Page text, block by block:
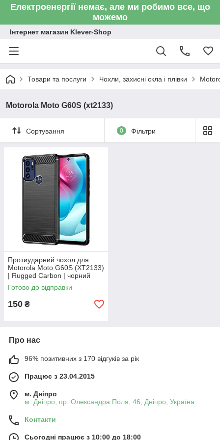
Електроенергії немає, але ми робимо все, що
можемо
Інтернет магазин Klever-Shop
Товари та послуги Чохли, захисні скла і плівки
Motorola Moto G60S (xt2133)
Сортування 0 Фільтри
Протиударний чохол для
Motorola Moto G60S (XT2133)
| Rugged Carbon | чорний
Готово до відправки
150 ₴
Про нас
96% позитивних з 170 відгуків за рік
Працює з 23.04.2015
м. Дніпро
м. Дніпро, пр. Олександра Поля, 46, Дніпро, Україна
Контакти
Сьогодні працює з 10:00 до 18:00